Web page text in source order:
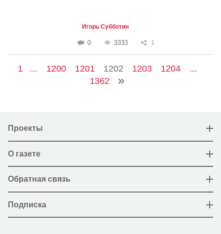
Игорь Субботин
0 3333 1
1 ... 1200 1201 1202 1203 1204
...
1362
Проекты
О газете
Обратная связь
Подписка